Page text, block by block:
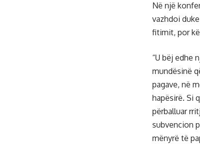
Në një
vazhdoi
fitimit, por
“U bëj edhe
mundësinë
pagave, në
hapësirë. Si
përballuar
subvencion
mënyrë të